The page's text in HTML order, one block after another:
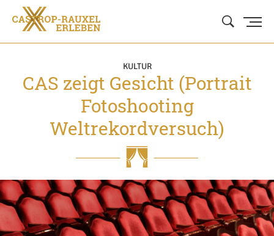
KULTUR
CAS zeigt Gesicht (Portrait
Fotoshooting
Weltrekordversuch)